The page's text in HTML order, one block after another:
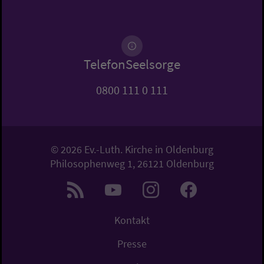
TelefonSeelsorge
0800 111 0 111
© 2026 Ev.-Luth. Kirche in Oldenburg
Philosophenweg 1, 26121 Oldenburg
Kontakt
Presse